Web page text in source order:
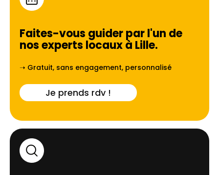
Faites-vous guider par l'un de
nos experts locaux à Lille.
➝ Gratuit, sans engagement, personnalisé
Je prends rdv !